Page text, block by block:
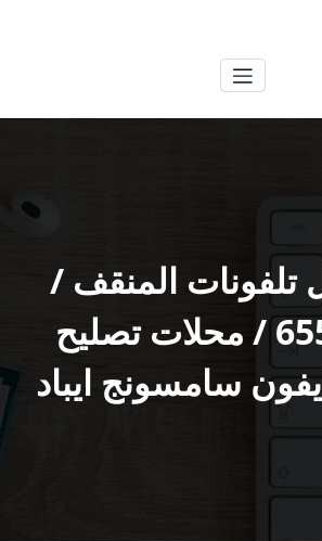
تلفونات المنقف /
65522511 / محلات تصليح
سامسونج ايباد